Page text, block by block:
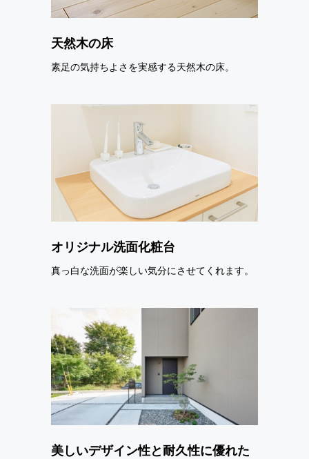
天然木の床
素足の気持ちよさを実感する天然木の床。
オリジナル洗面化粧台
真っ白な洗面が楽しい気分にさせてくれます。
美しいデザイン性と耐久性に優れた